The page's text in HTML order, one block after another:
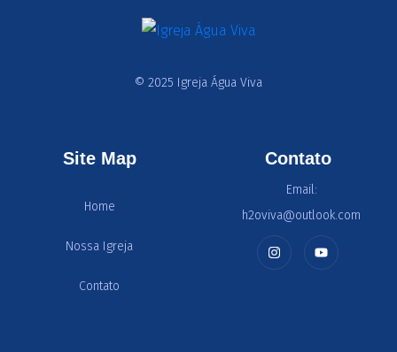
© 2025 Igreja Água Viva
Site Map
Home
Nossa Igreja
Contato
Contato
Email:
h2oviva@outlook.com